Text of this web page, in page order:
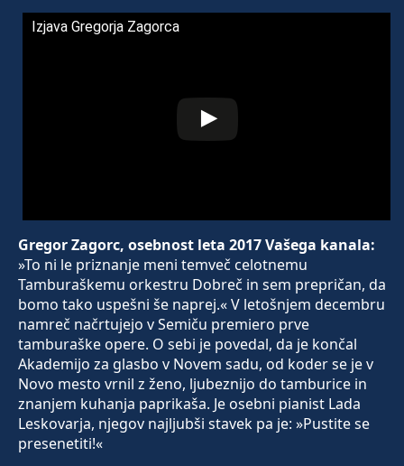
Izjava Gregorja Zagorca
Gregor Zagorc, osebnost leta 2017 Vašega kanala:
»To ni le priznanje meni temveč celotnemu
Tamburaškemu orkestru Dobreč in sem prepričan, da
bomo tako uspešni še naprej.« V letošnjem decembru
namreč načrtujejo v Semiču premiero prve
tamburaške opere. O sebi je povedal, da je končal
Akademijo za glasbo v Novem sadu, od koder se je v
Novo mesto vrnil z ženo, ljubeznijo do tamburice in
znanjem kuhanja paprikaša. Je osebni pianist Lada
Leskovarja, njegov najljubši stavek pa je: »Pustite se
presenetiti!«